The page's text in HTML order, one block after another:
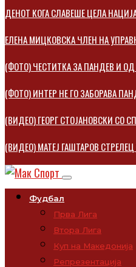
ДЕНОТ КОГА СЛАВЕШЕ ЦЕЛА
ЕЛЕНА МИЦКОВСКA ЧЛЕН НА
(ФОТО) ЧЕСТИТКА ЗА ПАНДЕВ И
(ФОТО) ИНТЕР НЕ ГО ЗАБОРАВА
(ВИДЕО) ГЕОРГ СТОЈАНОВСКИ СО
(ВИДЕО) МАТЕЈ ГАШТАРОВ
Фудбал
Прва Лига
Втора Лига
Куп на Македонија
Репрезентација